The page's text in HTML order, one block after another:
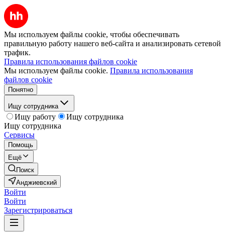
Мы используем файлы cookie, чтобы обеспечивать
правильную работу нашего веб-сайта и анализировать сетевой
трафик.
Правила использования файлов cookie
Мы используем файлы cookie. Правила использования
файлов cookie
Понятно
Ищу сотрудника
Ищу работу
Ищу сотрудника
Ищу сотрудника
Сервисы
Помощь
Ещё
Поиск
Анджиевский
Войти
Войти
Зарегистрироваться